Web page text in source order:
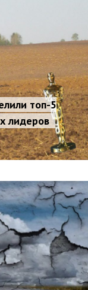
топ-5
лидеров